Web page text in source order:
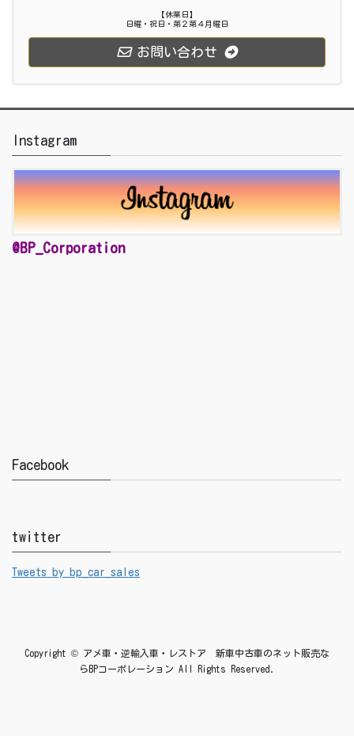
【休業日】
日曜・祝日・第２第４月曜日
お問い合わせ
Instagram
@BP_Corporation
Facebook
twitter
Tweets by bp_car_sales
Copyright © アメ車・逆輸入車・レストア 新車中古車のネット販売な
らBPコーポレーション All Rights Reserved.